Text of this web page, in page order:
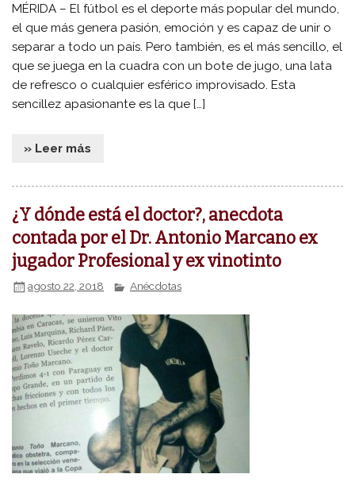
MÉRIDA – El fútbol es el deporte más popular del mundo,
el que más genera pasión, emoción y es capaz de unir o
separar a todo un país. Pero también, es el más sencillo, el
que se juega en la cuadra con un bote de jugo, una lata
de refresco o cualquier esférico improvisado. Esta
sencillez apasionante es la que […]
» Leer más
¿Y dónde está el doctor?, anecdota
contada por el Dr. Antonio Marcano ex
jugador Profesional y ex vinotinto
agosto 22, 2018 Anécdotas